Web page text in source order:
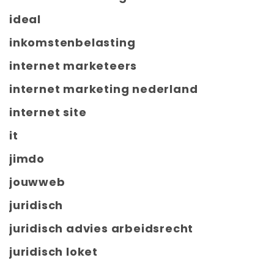
ideal
inkomstenbelasting
internet marketeers
internet marketing nederland
internet site
it
jimdo
jouwweb
juridisch
juridisch advies arbeidsrecht
juridisch loket